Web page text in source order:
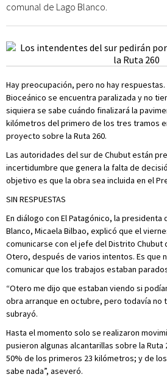
comunal de Lago Blanco.
Hay preocupación, pero no hay
Bioceánico se encuentra paralizada y no
siquiera se sabe cuándo finalizará la
kilómetros del primero de los tres tramos
proyecto sobre la Ruta 260.
Las autoridades del sur de Chubut están
incertidumbre que genera la falta de
objetivo es que la obra sea incluida en el
SIN RESPUESTAS
En diálogo con El Patagónico, la presidenta
Blanco, Micaela Bilbao, explicó que el
comunicarse con el jefe del Distrito Chubut
Otero, después de varios intentos. Es que
comunicar que los trabajos estaban
“Otero me dijo que estaban viendo si
obra arranque en octubre, pero todavía no
subrayó.
Hasta el momento solo se realizaron
pusieron algunas alcantarillas sobre la Ruta
50% de los primeros 23 kilómetros; y de
sabe nada”, aseveró.